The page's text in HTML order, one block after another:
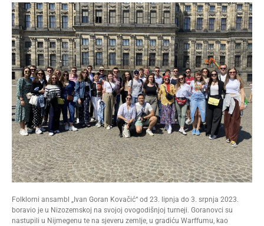
Folklorni ansambl „Ivan Goran Kovačić“ od 23. lipnja do 3. srpnja 2023.
boravio je u Nizozemskoj na svojoj ovogodišnjoj turneji. Goranovci su
nastupili u Nijmegenu te na sjeveru zemlje, u gradiću Warffumu, kao